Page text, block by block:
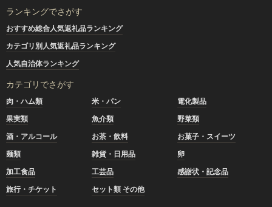
ランキングでさがす
おすすめ総合人気返礼品ランキング
カテゴリ別人気返礼品ランキング
人気自治体ランキング
カテゴリでさがす
肉・ハム類 米・パン
電化製品
果実類
魚介類
野菜類
酒・アルコール
お茶・飲料
お菓子・スイーツ
麺類
雑貨・日用品
卵
加工食品
工芸品
感謝状・記念品
旅行・チケット
セット類 その他